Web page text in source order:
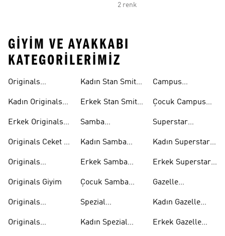
2 renk
GIYIM VE AYAKKABI
KATEGORILERIMIZ
Originals
Kadın Originals
Erkek Originals
Originals Ceket &
Originals
Originals Giyim
Originals
Originals
Kadın Stan Smith
Erkek Stan Smith
Samba
Kadın Samba
Erkek Samba
Çocuk Samba
Spezial
Kadın Spezial
Campus
Çocuk Campus
Superstar
Kadın Superstar
Erkek Superstar
Gazelle
Kadın Gazelle
Erkek Gazelle